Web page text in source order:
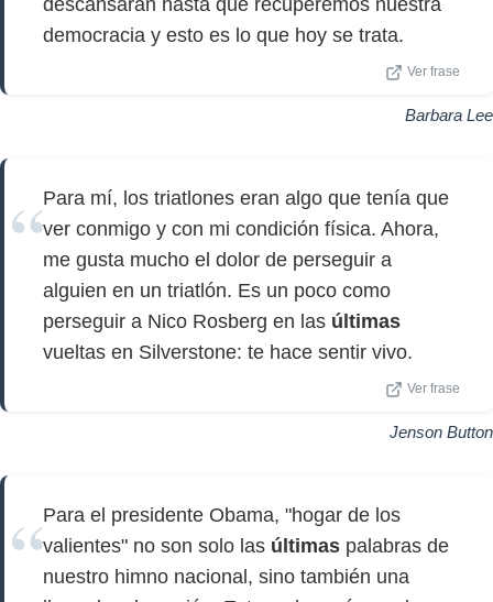
descansarán hasta que recuperemos nuestra
democracia y esto es lo que hoy se trata.
Ver frase
Barbara Lee
Para mí, los triatlones eran algo que tenía que
ver conmigo y con mi condición física. Ahora,
me gusta mucho el dolor de perseguir a
alguien en un triatlón. Es un poco como
perseguir a Nico Rosberg en las últimas
vueltas en Silverstone: te hace sentir vivo.
Ver frase
Jenson Button
Para el presidente Obama, "hogar de los
valientes" no son solo las últimas palabras de
nuestro himno nacional, sino también una